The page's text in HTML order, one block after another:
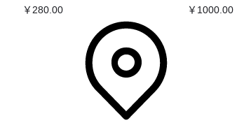
￥280.00
￥ 1000.00